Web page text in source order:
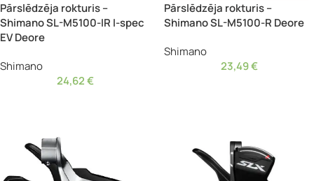
Pārslēdzēja rokturis –
Shimano SL-M5100-IR I-spec
EV Deore
Shimano
24,62€
Pārslēdzēja rokturis –
Shimano SL-M5100-R Deore
Shimano
23,49€